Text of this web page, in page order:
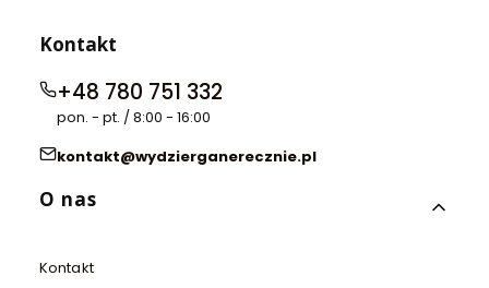
Kontakt
+48 780 751 332
pon. - pt. / 8:00 - 16:00
kontakt@wydzierganerecznie.pl
Linki w stopce
O nas
Kontakt